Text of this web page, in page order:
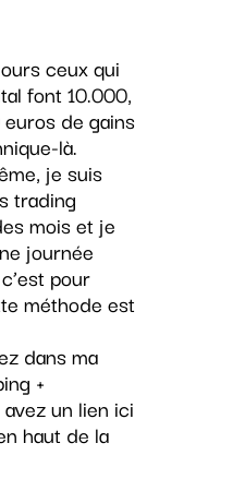
ceux qui
font 10.000,
de gains
là.
je suis
trading
mois et je
journée
pour
méthode est
dans ma
+
un lien ici
haut de la